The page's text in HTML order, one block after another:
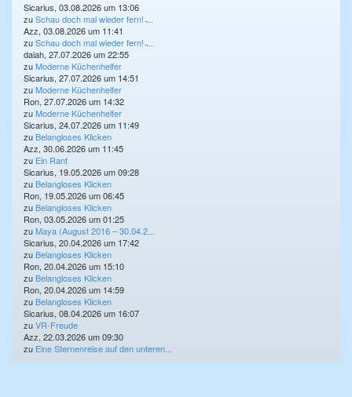
Sicarius, 03.08.2026 um 13:06
zuSchau doch mal wieder fern! ̵...
Azz, 03.08.2026 um 11:41
zuSchau doch mal wieder fern! ̵...
daiah, 27.07.2026 um 22:55
zuModerne Küchenhelfer
Sicarius, 27.07.2026 um 14:51
zuModerne Küchenhelfer
Ron, 27.07.2026 um 14:32
zuModerne Küchenhelfer
Sicarius, 24.07.2026 um 11:49
zu Belangloses Klicken
Azz, 30.06.2026 um 11:45
zu Ein Rant
Sicarius, 19.05.2026 um 09:28
zu Belangloses Klicken
Ron, 19.05.2026 um 06:45
zu Belangloses Klicken
Ron, 03.05.2026 um 01:25
zuMaya (August 2016 – 30.04.2...
Sicarius, 20.04.2026 um 17:42
zu Belangloses Klicken
Ron, 20.04.2026 um 15:10
zu Belangloses Klicken
Ron, 20.04.2026 um 14:59
zu Belangloses Klicken
Sicarius, 08.04.2026 um 16:07
zuVR-Freude
Azz, 22.03.2026 um 09:30
zu Eine Sternenreise auf den unteren...